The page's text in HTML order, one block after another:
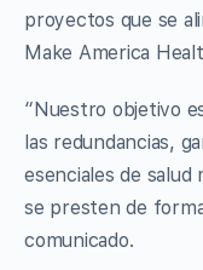
proyectos que se
Make America
“Nuestro objetivo
las redundancias,
esenciales de
se presten de
comunicado.